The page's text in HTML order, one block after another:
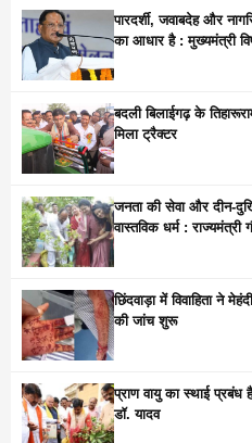
पारदर्शी, जवाबदेह और
का आधार है : मुख्यमंत्री
बदली बिलाईगढ़ के
मिला ट्रैक्टर
जनता की सेवा और दीन-
वास्तविक धर्म : राज्यमंत्री
छिंदवाड़ा में विवाहिता ने
की जांच शुरू
प्राण वायु का स्थाई
डॉ. यादव